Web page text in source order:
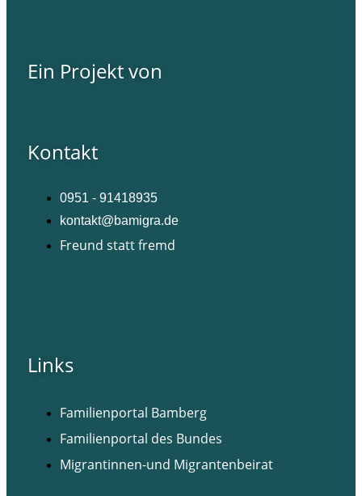
Ein Projekt von
Kontakt
0951 - 91418935
kontakt@bamigra.de
Freund statt fremd
Links
Familienportal Bamberg
Familienportal des Bundes
Migrantinnen-und Migrantenbeirat